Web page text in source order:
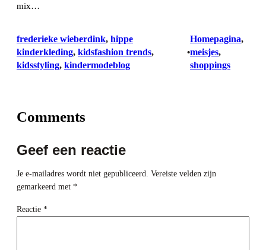
mix…
frederieke wieberdink, hippe
kinderkleding, kidsfashion trends
kidsstyling, kindermodeblog
•
Homepagina
meisjes
shoppings
Comments
Geef een reactie
Je e-mailadres wordt niet gepubliceerd. Vereiste velden zijn
gemarkeerd met *
Reactie *